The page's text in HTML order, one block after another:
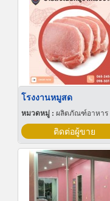
โรงงานหมูสด
หมวดหมู่ : ผลิตภัณฑ์อาหาร
ติดต่อผู้ขาย